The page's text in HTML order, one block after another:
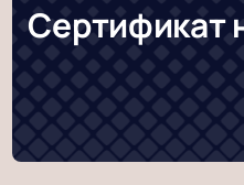
Сертификат